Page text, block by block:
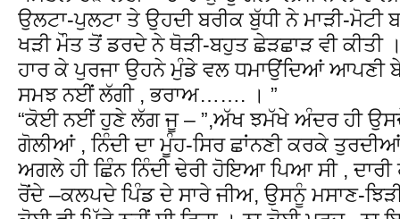
ਉਲਟਾ-ਪੁਲਟਾ ਤੇ ਉਹਦੀ ਬਰੀਕ ਬੁੱਧੀ ਨੇ ਮਾੜੀ-
ਖੜੀ ਮੌਤ ਤੋਂ ਡਰਦੇ ਨੇ ਥੋੜੀ-ਬਹੁਤ ਛੇੜਛਾੜ ਵੀ
ਹਾਰ ਕੇ ਪੁਰਜਾ ਉਹਨੇ ਮੁੰਡੇ ਵਲ ਧਮਾਉਂਦਿਆਂ ਆਪਣੀ
ਸਮਝ ਨਈਂ ਲੱਗੀ , ਭਰਾਅ……. । ”
“ਕੋਈ ਨਈਂ ਹੁਣੇ ਲੱਗ ਜੂ – ”,ਅੱਖ ਝਮੱਖੇ ਅੰਦਰ ਹੀ
ਗੋਲੀਆਂ , ਨਿੰਦੀ ਦਾ ਮੂੰਹ-ਸਿਰ ਛਾਂਨਣੀ ਕਰਕੇ
ਅਗਲੇ ਹੀ ਛਿੰਨ ਨਿੰਦੀ ਢੇਰੀ ਹੋਇਆ ਪਿਆ ਸੀ ,
ਰੋਂਦੇ –ਕਲਪਦੇ ਪਿੰਡ ਦੇ ਸਾਰੇ ਜੀਅ, ਉਸਨੂੰ ਮਸਾਣ-